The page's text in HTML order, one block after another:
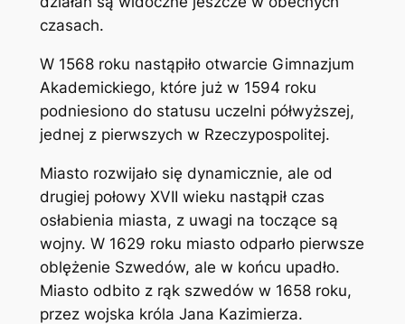
czasach.
W 1568 roku nastąpiło otwarcie Gimnazjum
Akademickiego, które już w 1594 roku
podniesiono do statusu uczelni półwyższej,
jednej z pierwszych w Rzeczypospolitej.
Miasto rozwijało się dynamicznie, ale od
drugiej połowy XVII wieku nastąpił czas
osłabienia miasta, z uwagi na toczące są
wojny. W 1629 roku miasto odparło pierwsze
oblężenie Szwedów, ale w końcu upadło.
Miasto odbito z rąk szwedów w 1658 roku,
przez wojska króla Jana Kazimierza.